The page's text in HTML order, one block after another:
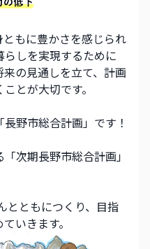
もに豊かさを感じられ
しを実現するために
の見通しを立て、計画
とが大切です。
野市総合計画」です！
次期長野市総合計画」
とともにつくり、目指
いきます。